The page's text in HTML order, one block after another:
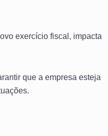
exercício fiscal, impacta
que a empresa esteja